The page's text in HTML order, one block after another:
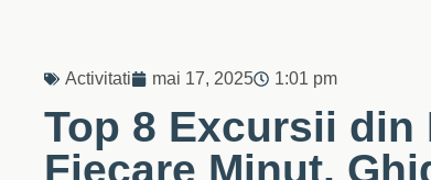
Activitati mai 17, 2025 1:01 pm
Top 8 Excursii din
Fiecare Minut,